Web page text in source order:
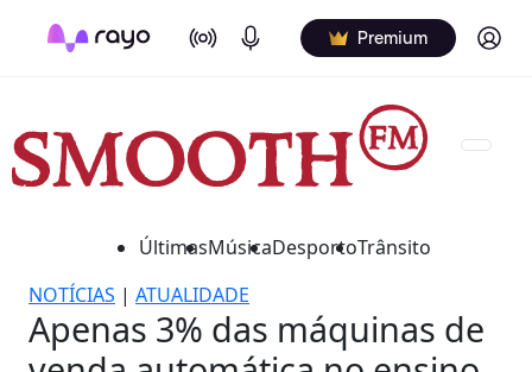
On Air Podcasts Premium Log in
ÚltimasMúsicaDesportoTrânsito
NOTÍCIAS | ATUALIDADE
Apenas 3% das máquinas de